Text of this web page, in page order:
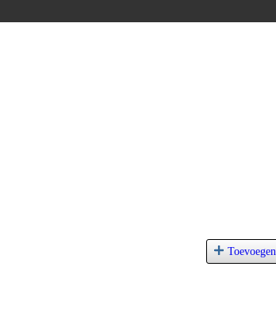
Toevoegen